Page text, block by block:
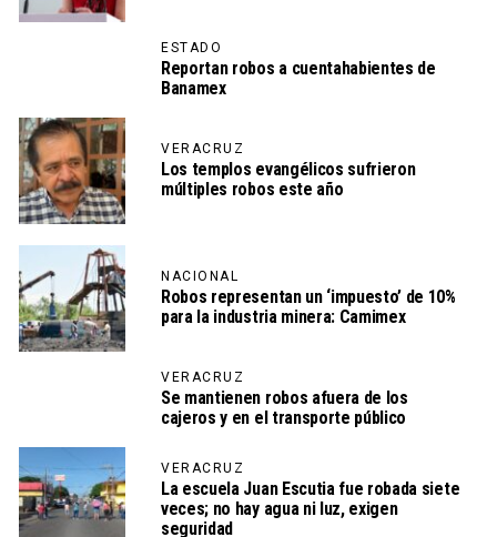
ESTADO
Reportan robos a cuentahabientes de
Banamex
VERACRUZ
Los templos evangélicos sufrieron
múltiples robos este año
NACIONAL
Robos representan un ‘impuesto’ de 10%
para la industria minera: Camimex
VERACRUZ
Se mantienen robos afuera de los
cajeros y en el transporte público
VERACRUZ
La escuela Juan Escutia fue robada siete
veces; no hay agua ni luz, exigen
seguridad